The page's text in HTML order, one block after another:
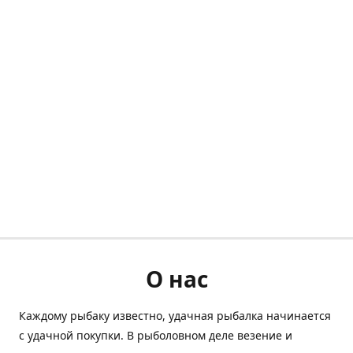
О нас
Каждому рыбаку известно, удачная рыбалка начинается
с удачной покупки. В рыболовном деле везение и